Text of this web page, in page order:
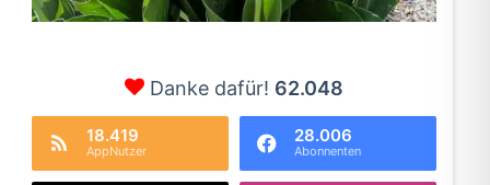
Danke dafür! 62.048
18.419
AppNutzer
28.006
Abonnenten